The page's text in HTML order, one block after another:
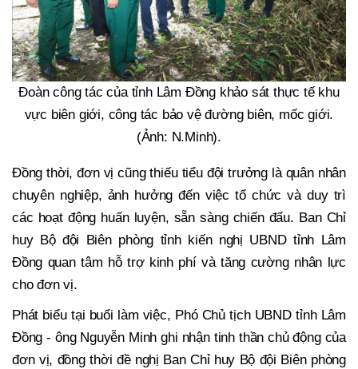
Đoàn công tác của tỉnh Lâm Đồng khảo sát thực tế khu
vực biên giới, công tác bảo vệ đường biên, mốc giới.
(Ảnh: N.Minh).
Đồng thời, đơn vị cũng thiếu tiểu đội trưởng là quân nhân
chuyên nghiệp, ảnh hưởng đến việc tổ chức và duy trì
các hoạt động huấn luyện, sẵn sàng chiến đấu. Ban Chỉ
huy Bộ đội Biên phòng tỉnh kiến nghị UBND tỉnh Lâm
Đồng quan tâm hỗ trợ kinh phí và tăng cường nhân lực
cho đơn vị.
Phát biểu tại buổi làm việc, Phó Chủ tịch UBND tỉnh Lâm
Đồng - ông Nguyễn Minh ghi nhận tinh thần chủ động của
đơn vị, đồng thời đề nghị Ban Chỉ huy Bộ đội Biên phòng